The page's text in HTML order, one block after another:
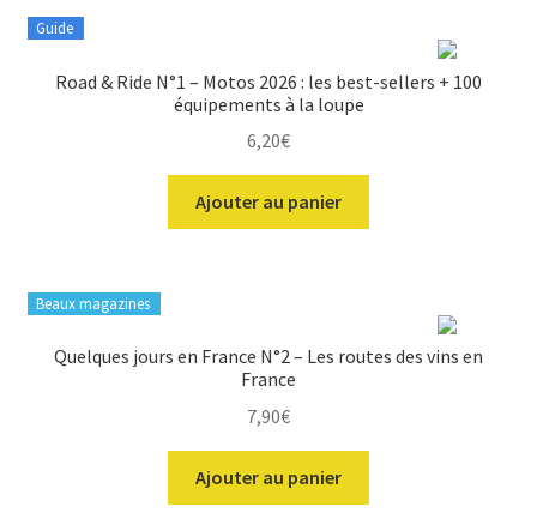
Guide
Road & Ride N°1 – Motos 2026 : les best-sellers + 100
équipements à la loupe
6,20€
Ajouter au panier
Beaux magazines
Quelques jours en France N°2 – Les routes des vins en
France
7,90€
Ajouter au panier